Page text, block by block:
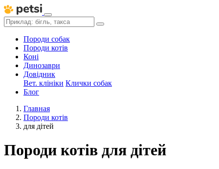
Породи собак
Породи котів
Коні
Динозаври
Довідник
Вет. клініки Клички собак
Блог
Главная
Породи котів
для дітей
Породи котів для дітей